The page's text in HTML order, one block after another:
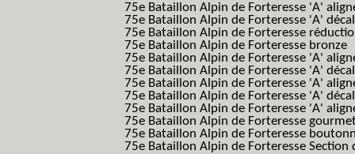
75e Bataillon Alpin de Forteresse 'A'
75e Bataillon Alpin de Forteresse 'A'
75e Bataillon Alpin de Forteresse
75e Bataillon Alpin de Forteresse bronze
75e Bataillon Alpin de Forteresse 'A'
75e Bataillon Alpin de Forteresse 'A'
75e Bataillon Alpin de Forteresse 'A'
75e Bataillon Alpin de Forteresse 'A'
75e Bataillon Alpin de Forteresse 'A'
75e Bataillon Alpin de Forteresse
75e Bataillon Alpin de Forteresse
75e Bataillon Alpin de Forteresse